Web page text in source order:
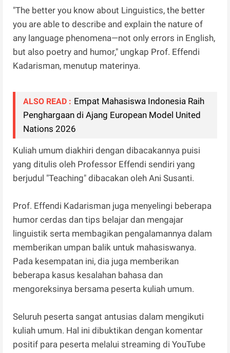
"The better you know about Linguistics, the better
you are able to describe and explain the nature of
any language phenomena—not only errors in English,
but also poetry and humor," ungkap Prof. Effendi
Kadarisman, menutup materinya.
ALSO READ : Empat Mahasiswa Indonesia Raih
Penghargaan di Ajang European Model United
Nations 2026
Kuliah umum diakhiri dengan dibacakannya puisi
yang ditulis oleh Professor Effendi sendiri yang
berjudul "Teaching" dibacakan oleh Ani Susanti.
Prof. Effendi Kadarisman juga menyelingi beberapa
humor cerdas dan tips belajar dan mengajar
linguistik serta membagikan pengalamannya dalam
memberikan umpan balik untuk mahasiswanya.
Pada kesempatan ini, dia juga memberikan
beberapa kasus kesalahan bahasa dan
mengoreksinya bersama peserta kuliah umum.
Seluruh peserta sangat antusias dalam mengikuti
kuliah umum. Hal ini dibuktikan dengan komentar
positif para peserta melalui streaming di YouTube